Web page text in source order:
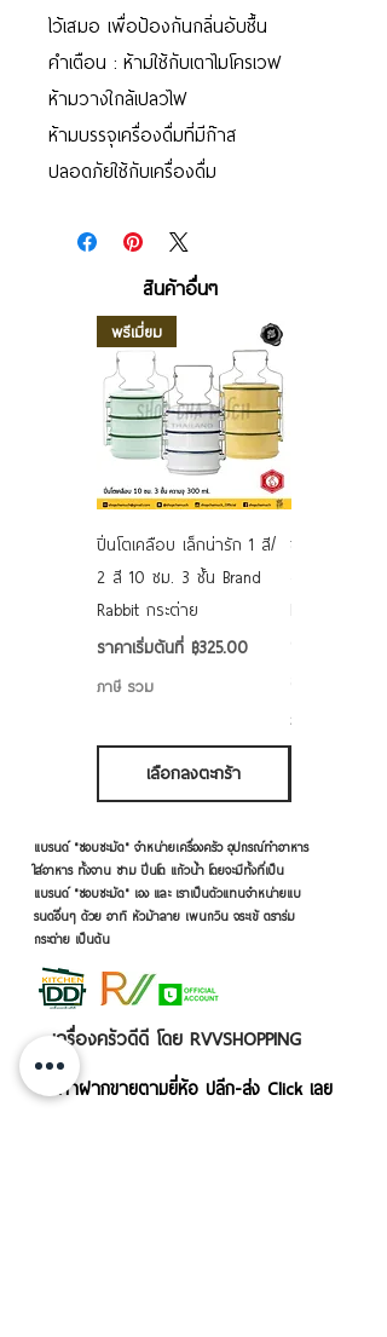
ไว้เสมอ เพื่อป้องกันกลิ่นอับชื้น
คำเตือน : ห้ามใช้กับเตาไมโครเวฟ
ห้ามวางใกล้เปลวไฟ
ห้ามบรรจุเครื่องดื่มที่มีก๊าส
ปลอดภัยใช้กับเครื่องดื่ม
สินค้าอื่นๆ
พรีเมี่ยม
ปิ่นโตเคลือบ เล็กน่ารัก 1 สี/
2 สี 10 ซม. 3 ชั้น Brand
Rabbit กระต่าย
ราคาเริ่มต้นที่ ฿325.00
ราคาขายลด
ภาษี รวม
เลือกลงตะกร้า
ชามเคลือบ
ภาษี รวม
แบรนด์ "ชอบชะมัด" จำหน่ายเครื่องครัว อุปกรณ์ทำอาหาร
ใส่อาหาร ทั้งจาน ชาม ปิ่นโต แก้วน้ำ โดยจะมีทั้งที่เป็น
แบรนด์ "ชอบชะมัด" เอง และ เราเป็นตัวแทนจำหน่ายแบ
รนด์อื่นๆ ด้วย อาทิ หัวม้าลาย เพนกวิน จระเข้ ตราร่ม
กระต่าย เป็นต้น
เครื่องครัวดีดี โดย RVVSHOPPING
สินค้าฝากขายตามยี่ห้อ ปลีก-ส่ง Click เลย